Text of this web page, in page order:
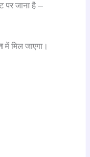
पर जाना है —
में मिल जाएगा।